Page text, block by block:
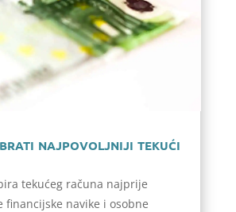
najpovoljniji tekući
tekućeg računa najprije
financijske navike i osobne